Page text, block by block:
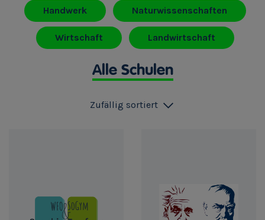
Handwerk Naturwissenschaften
Wirtschaft Landwirtschaft
Alle Schulen
Zufällig sortiert